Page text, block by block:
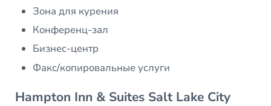
Зона для курения
Конференц-зал
Бизнес-центр
Факс/копировальные услуги
Hampton Inn & Suites Salt Lake City